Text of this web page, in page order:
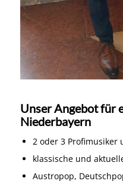
Unser Angebot für
Niederbayern
2 oder 3 Profimusiker
klassische und
Austropop,